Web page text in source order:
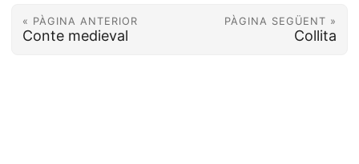
« PÀGINA ANTERIOR
Conte medieval
PÀGINA SEGÜENT »
Collita